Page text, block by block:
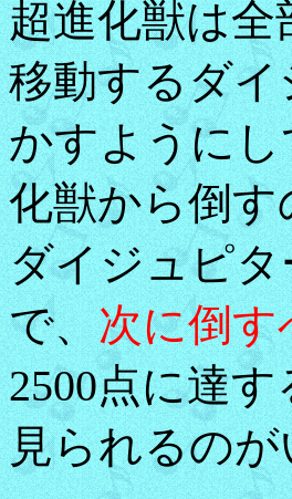
超進化獣は全
移動するダ
かすように
化獣から倒
ダイジュピ
で、次に倒す
2500点に達す
見られるの